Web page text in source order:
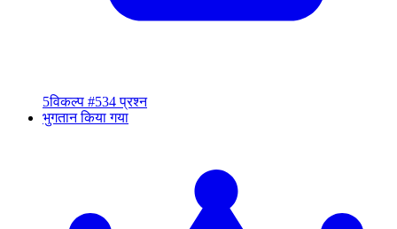
5विकल्प #534 प्रश्न
भुगतान किया गया